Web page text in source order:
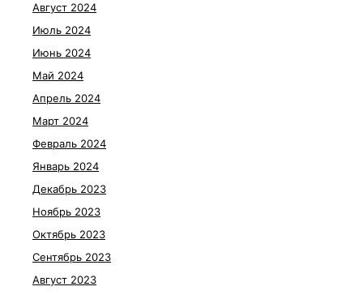
Август 2024
Июль 2024
Июнь 2024
Май 2024
Апрель 2024
Март 2024
Февраль 2024
Январь 2024
Декабрь 2023
Ноябрь 2023
Октябрь 2023
Сентябрь 2023
Август 2023